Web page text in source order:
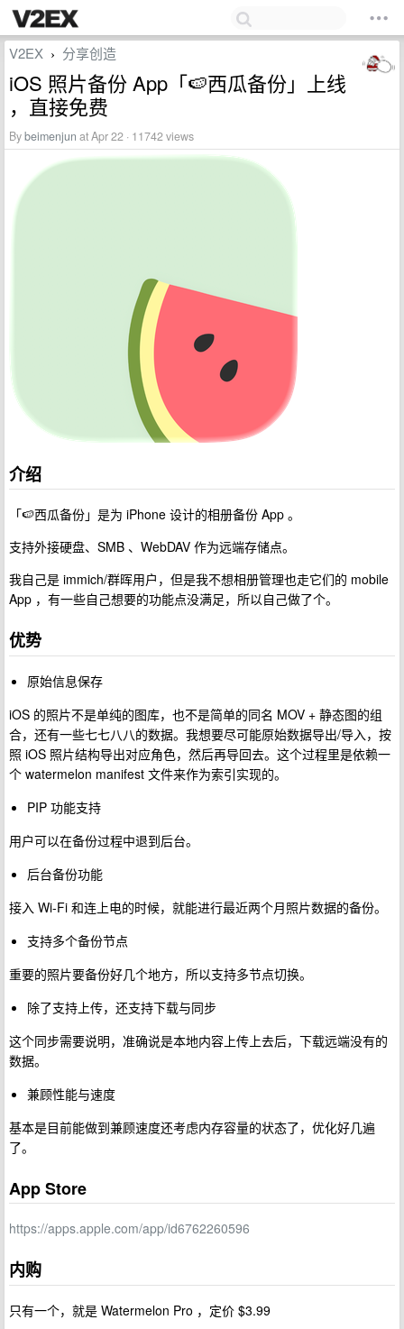
V2EX › 分享创造
iOS 照片备份 App「🍉西瓜备份」上线
，直接免费
Bybeimenjun at Apr 22 · 11742 views
介绍
「🍉西瓜备份」是为 iPhone 设计的相册备份 App 。
支持外接硬盘、SMB 、WebDAV 作为远端存储点。
我自己是 immich/群晖用户，但是我不想相册管理也走它们的 mobile
App ，有一些自己想要的功能点没满足，所以自己做了个。
优势
原始信息保存
iOS 的照片不是单纯的图库，也不是简单的同名 MOV + 静态图的组
合，还有一些七七八八的数据。我想要尽可能原始数据导出/导入，按
照 iOS 照片结构导出对应角色，然后再导回去。这个过程里是依赖一
个 watermelon manifest 文件来作为索引实现的。
PIP 功能支持
用户可以在备份过程中退到后台。
后台备份功能
接入 Wi-Fi 和连上电的时候，就能进行最近两个月照片数据的备份。
支持多个备份节点
重要的照片要备份好几个地方，所以支持多节点切换。
除了支持上传，还支持下载与同步
这个同步需要说明，准确说是本地内容上传上去后，下载远端没有的
数据。
兼顾性能与速度
基本是目前能做到兼顾速度还考虑内存容量的状态了，优化好几遍
了。
App Store
https://apps.apple.com/app/id6762260596
内购
只有一个，就是 Watermelon Pro ，定价 $3.99